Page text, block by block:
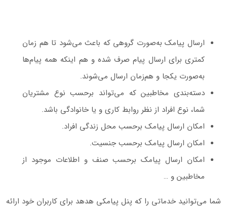
ارسال پیامک به‌صورت گروهی که باعث می‌شود تا هم زمان
کمتری برای ارسال پیام صرف شده و هم اینکه همه پیام‌ها
به‌صورت یکجا و هم‌زمان ارسال می‌شوند.
دسته‌بندی مخاطبین که می‌تواند برحسب نوع مشتریان
شما، نوع افراد از نظر روابط کاری و یا خانوادگی باشد.
امکان ارسال پیامک برحسب محل زندگی افراد.
امکان ارسال پیامک برحسب جنسیت.
امکان ارسال پیامک برحسب صنف و اطلاعات موجود از
مخاطبین و …
شما می‌توانید خدماتی را که پنل پیامکی هدهد برای کاربران خود ارائه